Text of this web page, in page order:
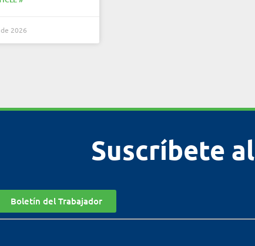
2026
Suscríbete
Boletín del Trabajador